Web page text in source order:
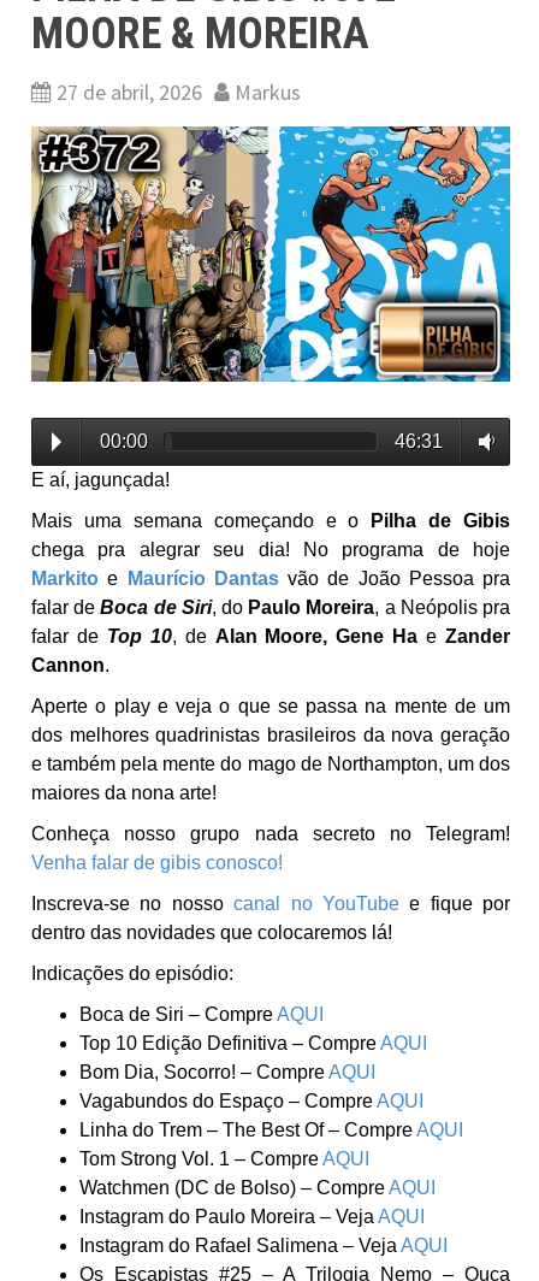
MOORE & MOREIRA
27 de abril, 2026 Markus
00:00
46:31
E aí, jagunçada!
Mais uma semana começando e o
Pilha de Gibis
chega pra alegrar seu dia! No programa de hoje
Markito e Maurício Dantasvão de João Pessoa pra
falar deBoca de Siri, do Paulo Moreira, a Neópolis pra
falar de Top 10, de Alan Moore, Gene Ha eZander
Cannon.
Aperte o play e veja o que se passa na mente de um
dos melhores quadrinistas brasileiros da nova geração
e também pela mente do mago de Northampton, um dos
maiores da nona arte!
Conheça nosso grupo nada secreto no Telegram!
Venha falar de gibis conosco!
Inscreva-se no nossocanal no YouTubee fique por
dentro das novidades que colocaremos lá!
Indicações do episódio:
Boca de Siri – CompreAQUI
Top 10 Edição Definitiva – CompreAQUI
Bom Dia, Socorro! – CompreAQUI
Vagabundos do Espaço – CompreAQUI
Linha do Trem – The Best Of – CompreAQUI
Tom Strong Vol. 1 – CompreAQUI
Watchmen (DC de Bolso) – CompreAQUI
Instagram do Paulo Moreira – VejaAQUI
Instagram do Rafael Salimena – VejaAQUI
Os Escapistas #25 – A Trilogia Nemo – Ouça